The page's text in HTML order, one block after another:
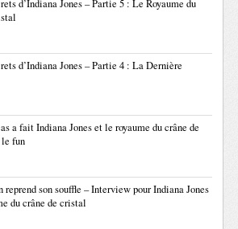
d’Indiana Jones – Partie 5 : Le Royaume du
d’Indiana Jones – Partie 4 : La Dernière
a fait Indiana Jones et le royaume du crâne de
fun
son souffle – Interview pour Indiana Jones
du crâne de cristal